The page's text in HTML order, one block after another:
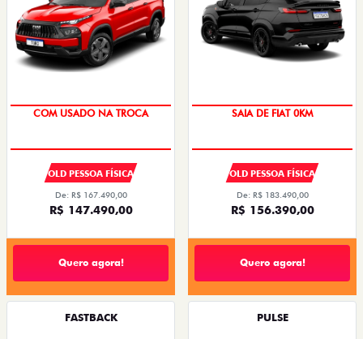
COM USADO NA TROCA
OLD PESSOA FÍSICA
De: R$ 167.490,00
R$ 147.490,00
Quero agora!
SAIA DE FIAT 0KM
OLD PESSOA FÍSICA
De: R$ 183.490,00
R$ 156.390,00
Quero agora!
FASTBACK PULSE